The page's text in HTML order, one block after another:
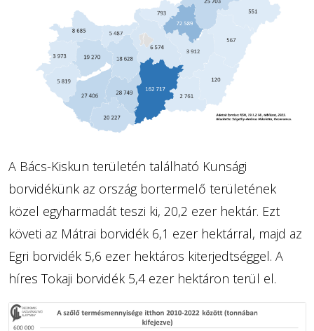
A Bács-Kiskun területén található Kunsági
borvidékünk az ország bortermelő területének
közel egyharmadát teszi ki, 20,2 ezer hektár. Ezt
követi az Mátrai borvidék 6,1 ezer hektárral, majd az
Egri borvidék 5,6 ezer hektáros kiterjedtséggel. A
híres Tokaji borvidék 5,4 ezer hektáron terül el.